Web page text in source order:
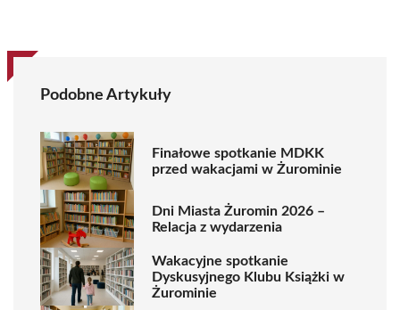
Podobne Artykuły
Finałowe spotkanie MDKK
przed wakacjami w Żurominie
Dni Miasta Żuromin 2026 –
Relacja z wydarzenia
Wakacyjne spotkanie
Dyskusyjnego Klubu Książki w
Żurominie